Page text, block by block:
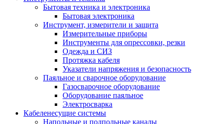
Бытовая техника и электроника
Бытовая электроника
Инструмент, измерители и защита
Измерительные приборы
Инструменты для опрессовки, резки
Одежда и СИЗ
Протяжка кабеля
Указатели напряжения и безопасность
Паяльное и сварочное оборудование
Газосварочное оборудование
Оборудование паяльное
Электросварка
Кабеленесущие системы
Напольные и подпольные каналы